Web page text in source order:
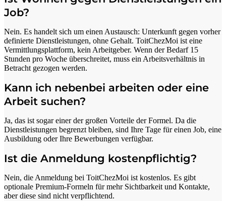
Job?
Nein. Es handelt sich um einen Austausch: Unterkunft gegen vorher
definierte Dienstleistungen, ohne Gehalt. ToitChezMoi ist eine
Vermittlungsplattform, kein Arbeitgeber. Wenn der Bedarf 15
Stunden pro Woche überschreitet, muss ein Arbeitsverhältnis in
Betracht gezogen werden.
Kann ich nebenbei arbeiten oder eine
Arbeit suchen?
Ja, das ist sogar einer der großen Vorteile der Formel. Da die
Dienstleistungen begrenzt bleiben, sind Ihre Tage für einen Job, eine
Ausbildung oder Ihre Bewerbungen verfügbar.
Ist die Anmeldung kostenpflichtig?
Nein, die Anmeldung bei ToitChezMoi ist kostenlos. Es gibt
optionale Premium-Formeln für mehr Sichtbarkeit und Kontakte,
aber diese sind nicht verpflichtend.